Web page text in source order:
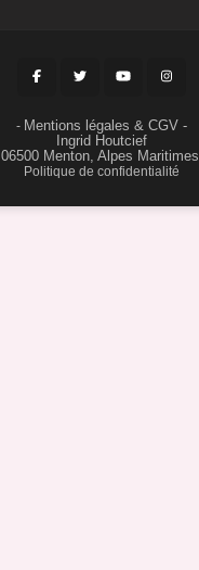
- Mentions légales & CGV -
Ingrid Houtcief
06500 Menton, Alpes Maritimes.
Politique de confidentialité